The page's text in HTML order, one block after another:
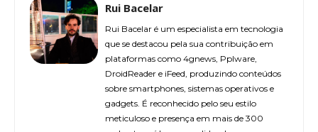
Rui Bacelar
Rui Bacelar é um especialista em tecnologia
que se destacou pela sua contribuição em
plataformas como 4gnews, Pplware,
DroidReader e iFeed, produzindo conteúdos
sobre smartphones, sistemas operativos e
gadgets. É reconhecido pelo seu estilo
meticuloso e presença em mais de 300